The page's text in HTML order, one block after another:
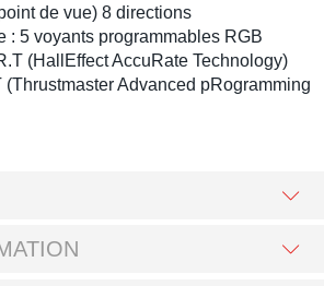
de vue) 8 directions
: 5 voyants programmables RGB
(HallEffect AccuRate Technology)
(Thrustmaster Advanced pRogramming